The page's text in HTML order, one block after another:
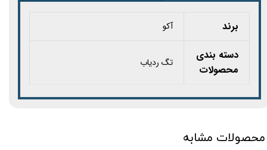
برند آکو
دسته بندی
محصولات
تگ ردیاب
محصولات مشابه